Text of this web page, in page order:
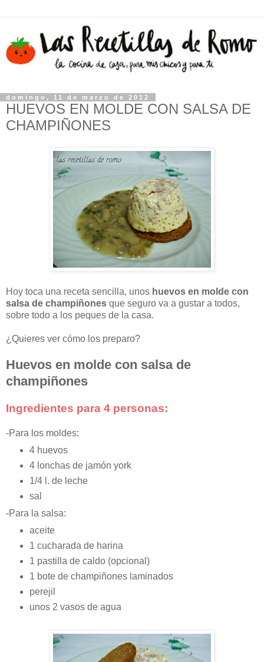
domingo, 11 de marzo de 2012
HUEVOS EN MOLDE CON SALSA DE
CHAMPIÑONES
Hoy toca una receta sencilla, unos huevos en molde con
salsa de champiñones que seguro va a gustar a todos,
sobre todo a los peques de la casa.
¿Quieres ver cómo los preparo?
Huevos en molde con salsa de
champiñones
Ingredientes para 4 personas:
-Para los moldes:
4 huevos
4 lonchas de jamón york
1/4 l. de leche
sal
-Para la salsa:
aceite
1 cucharada de harina
1 pastilla de caldo (opcional)
1 bote de champiñones laminados
perejil
unos 2 vasos de agua